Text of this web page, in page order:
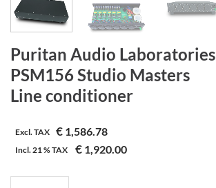
Puritan Audio Laboratories
PSM156 Studio Masters
Line conditioner
Excl. TAX € 1,586.78
Incl.21 %TAX € 1,920.00